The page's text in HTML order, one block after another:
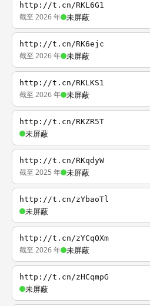
http://t.cn/RKL6G1
截至 2026 年 未屏蔽
http://t.cn/RK6ejc
截至 2026 年 未屏蔽
http://t.cn/RKLKS1
截至 2026 年 未屏蔽
http://t.cn/RKZR5T
未屏蔽
http://t.cn/RKqdyW
截至 2025 年 未屏蔽
http://t.cn/zYbaoTl
未屏蔽
http://t.cn/zYCqOXm
截至 2026 年 未屏蔽
http://t.cn/zHCqmpG
未屏蔽